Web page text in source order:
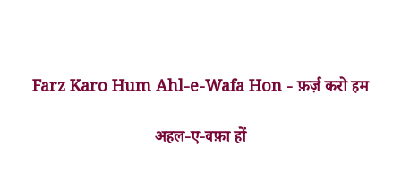
Farz Karo Hum Ahl-e-Wafa Hon - फ़र्ज़ करो हम
अहल-ए-वफ़ा हों